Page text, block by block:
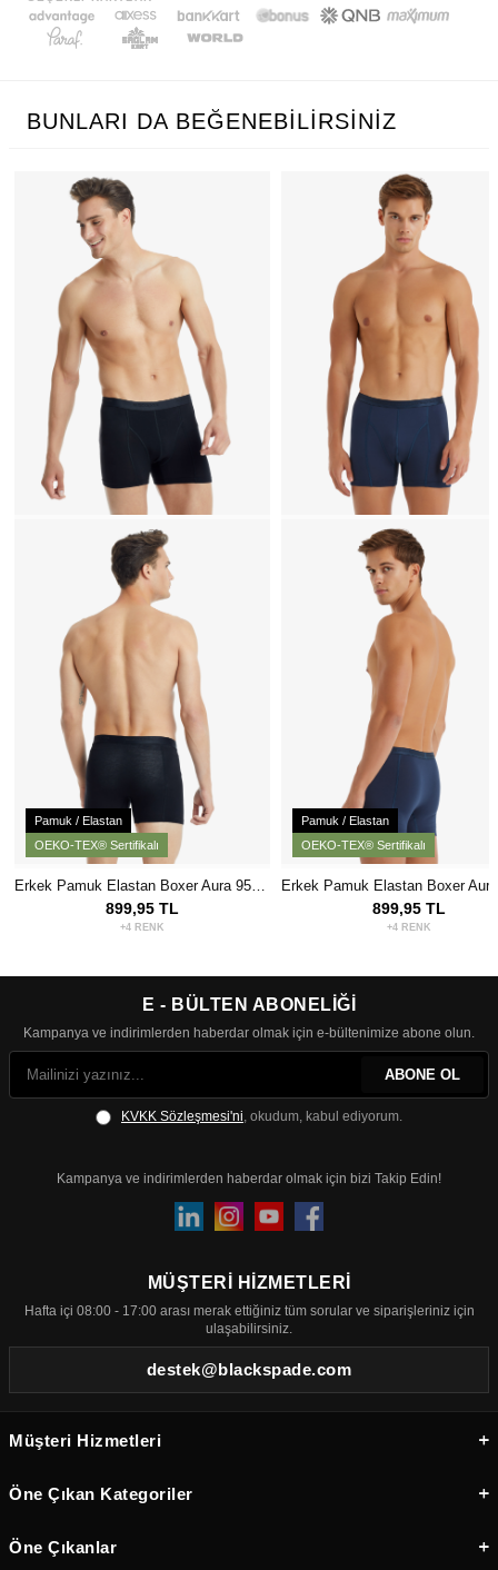
BUNLARI DA BEĞENEBILIRSINIZ
Pamuk / Elastan
OEKO-TEX® Sertifikalı
899,95 TL
+4 RENK
Pamuk / Elastan
OEKO-TEX® Sertifikalı
899,95 TL
+4 RENK
E - BÜLTEN ABONELİĞİ
Kampanya ve indirimlerden haberdar olmak için e-bültenimize abone olun.
ABONE OL
KVKK Sözleşmesi'ni, okudum, kabul ediyorum.
Kampanya ve indirimlerden haberdar olmak için bizi Takip Edin!
MÜŞTERİ HİZMETLERİ
Hafta içi 08:00 - 17:00 arası merak ettiğiniz tüm sorular ve siparişleriniz için
ulaşabilirsiniz.
destek@blackspade.com
Müşteri Hizmetleri
Öne Çıkan Kategoriler
Öne Çıkanlar